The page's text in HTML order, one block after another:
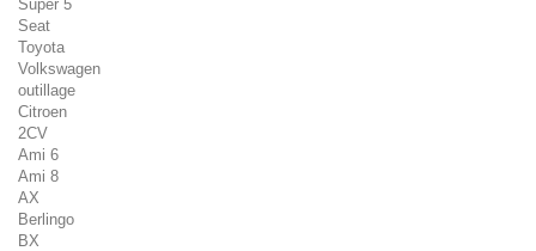
Super 5
Seat
Toyota
Volkswagen
outillage
Citroen
2CV
Ami 6
Ami 8
AX
Berlingo
BX